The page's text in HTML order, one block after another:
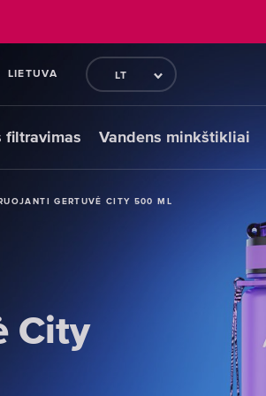
LIETUVA LT
filtravimas Vandens minkštikliai
GERTUVĖ CITY 500 ML
City
GERTUVĖ CITY 500 ML
City
GERTUVĖ CITY 500 ML
City